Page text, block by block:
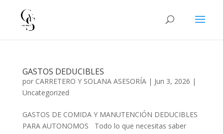
GASTOS DEDUCIBLES
por CARRETERO Y SOLANA ASESORÍA| Jun 3, 2026 |
Uncategorized
GASTOS DE COMIDA Y MANUTENCIÓN DEDUCIBLES
PARA AUTONOMOS Todo lo que necesitas saber